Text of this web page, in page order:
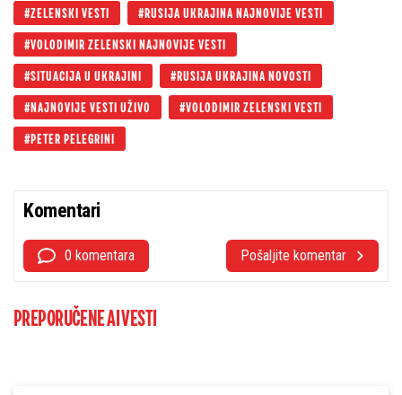
ZELENSKI VESTI RUSIJA UKRAJINA NAJNOVIJE VESTI
VOLODIMIR ZELENSKI NAJNOVIJE VESTI
SITUACIJA U UKRAJINI RUSIJA UKRAJINA NOVOSTI
NAJNOVIJE VESTI UŽIVO VOLODIMIR ZELENSKI VESTI
PETER PELEGRINI
Komentari
0 komentara Pošaljite komentar
PREPORUČENE AI VESTI